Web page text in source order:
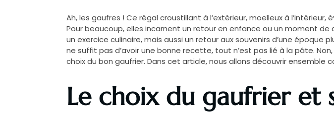
Ah, les gaufres ! Ce régal croustillant à l’extérieur, moelleux à
Pour beaucoup, elles incarnent un retour en enfance ou un moment
un exercice culinaire, mais aussi un retour aux souvenirs d’une
ne suffit pas d’avoir une bonne recette, tout n’est pas lié à la pâte.
choix du bon gaufrier. Dans cet article, nous allons découvrir
Le choix du gaufrier et